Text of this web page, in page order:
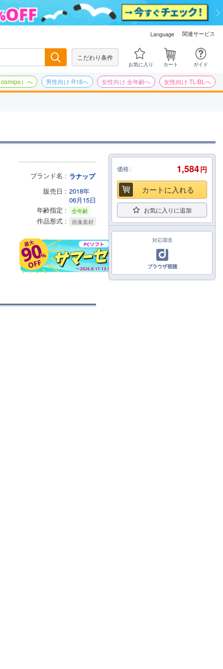
Language 関連サービス
こだわり条件
お気に入り カート ガイド
）へ 男性向け R18へ 女性向け 全年齢へ 女性向け TL/BLへ
ブランド名
ラナップ
販売日
2018年
06月15日
年齢指定
全年齢
作品形式 画像素材
価格 1,584円
カートに入れる
お気に入りに追加
対応環境
ブラウザ視聴